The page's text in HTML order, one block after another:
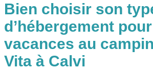
Bien choisir son
d’hébergement
vacances au
Vita à Calvi